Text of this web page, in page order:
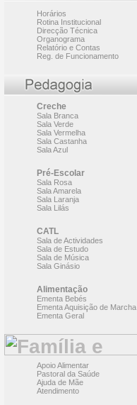
Horários
Rotina Institucional
Direcção Técnica
Organograma
Relatório e Contas
Reg. de Funcionamento
Creche
Sala Branca
Sala Verde
Sala Vermelha
Sala Castanha
Sala Azul
Pré-Escolar
Sala Rosa
Sala Amarela
Sala Laranja
Sala Lilás
CATL
Sala de Actividades
Sala de Estudo
Sala de Música
Sala Ginásio
Alimentação
Ementa Bebés
Ementa Aquisição de Marcha
Ementa Geral
Apoio Alimentar
Pastoral da Saúde
Ajuda de Mãe
Atendimento